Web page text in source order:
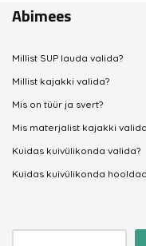
Abimees
Millist SUP lauda valida?
Millist kajakki valida?
Mis on tüür ja svert?
Mis materjalist kajakki
Kuidas kuivülikonda valida?
Kuidas kuivülikonda